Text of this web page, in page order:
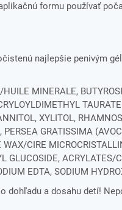
formu používať
najlepšie penivým
MINERALE,
TAURATE
XYLITOL,
GRATISSIMA
CIRE
GLUCOSIDE, ACRYLATES/
EDTA, SODIUM
dohľadu a dosahu detí!